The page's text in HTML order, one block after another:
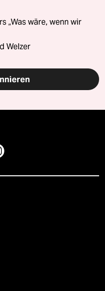
„Was wäre, wenn wir
Welzer